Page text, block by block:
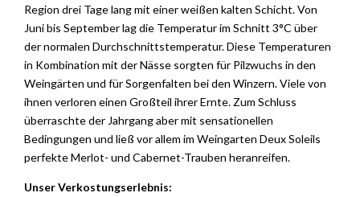
Region drei Tage lang mit einer weißen kalten Schicht. Von
Juni bis September lag die Temperatur im Schnitt 3°C über
der normalen Durchschnittstemperatur. Diese Temperaturen
in Kombination mit der Nässe sorgten für Pilzwuchs in den
Weingärten und für Sorgenfalten bei den Winzern. Viele von
ihnen verloren einen Großteil ihrer Ernte. Zum Schluss
überraschte der Jahrgang aber mit sensationellen
Bedingungen und ließ vor allem im Weingarten Deux Soleils
perfekte Merlot- und Cabernet-Trauben heranreifen.
Unser Verkostungserlebnis: